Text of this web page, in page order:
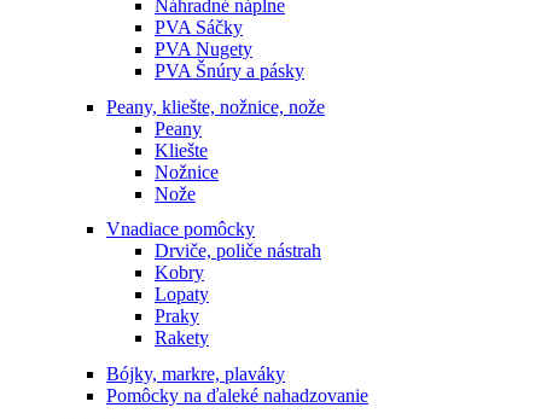
Náhradné náplne
PVA Sáčky
PVA Nugety
PVA Šnúry a pásky
Peany, kliešte, nožnice, nože
Peany
Kliešte
Nožnice
Nože
Vnadiace pomôcky
Drviče, poliče nástrah
Kobry
Lopaty
Praky
Rakety
Bójky, markre, plaváky
Pomôcky na ďaleké nahadzovanie